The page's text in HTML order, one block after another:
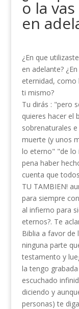
o la
en
¿En que
en adelante?
eternidad, como
ti mismo?
Tu dirás : "pero
quieres hacer el
sobrenaturales
muerte (y unos
lo eterno" "de lo
pena haber
cuenta que
TU TAMBIEN!
para siempre
al infierno para
eternos?. Te
Biblia a favor de
ninguna parte
testamento y
la tengo
escuchado
diciendo y
personas) te